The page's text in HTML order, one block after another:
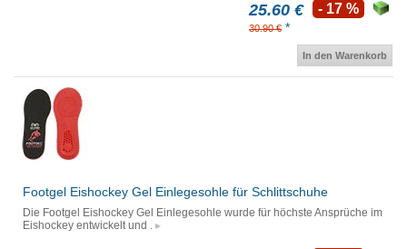
25.60 €
30.90 € *
- 17 %
In den Warenkorb
Footgel Eishockey Gel Einlegesohle für Schlittschuhe
Die Footgel Eishockey Gel Einlegesohle wurde für höchste Ansprüche im
Eishockey entwickelt und .